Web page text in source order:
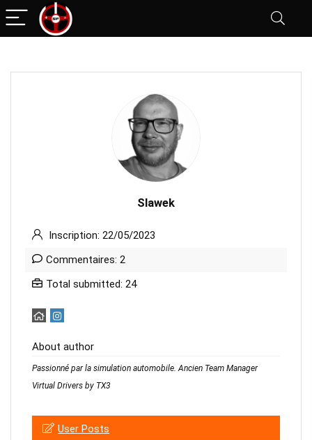
Slawek
Inscription: 22/05/2023
Commentaires: 2
Total submitted: 24
About author
Passionné par la simulation automobile. Ancien Team Manager
Virtual Drivers by TX3
User Posts